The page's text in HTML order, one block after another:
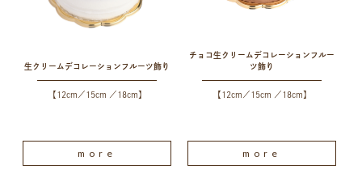
生クリームデコレーション フルーツ飾り
【12cm／15cm ／18cm】
more
チョコ生クリームデコレーション フルー
ツ飾り
【12cm／15cm ／18cm】
more